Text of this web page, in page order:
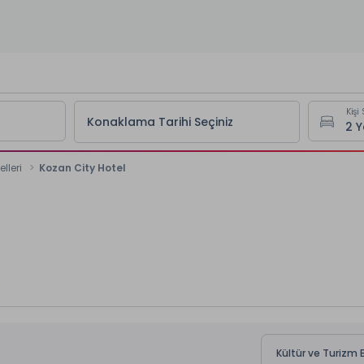
Konaklama Tarihi Seçiniz
Kişi
Kozan City Hotel
Kültür ve Turizm